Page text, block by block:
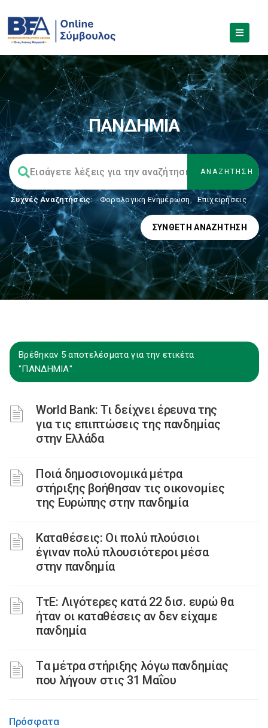
ΠΑΝΔΗΜΙΑ
Συχνές Αναζητήσεις: Φορολογικη Ενημέρωση, Επιχειρήσεις
ΣΎΝΘΕΤΗ ΑΝΑΖΉΤΗΣΗ
Βρέθηκαν 5 αποτελέσματα για την ετικέτα
"ΠΑΝΔΗΜΙΑ"
World Bank: Τι δείχνει έρευνα της
για τις επιπτώσεις της πανδημίας
στην Ελλάδα
Ποιά δημοσιονομικά μέτρα
στήριξης βοήθησαν τις οικονομίες
της Ευρώπης στην πανδημία
Καταθέσεις: Οι πολύ πλούσιοι
έγιναν πολύ πλουσιότεροι μέσα
στην πανδημία
ΤτΕ: Λιγότερες κατά 22 δισ. ευρώ θα
ήταν οι καταθέσεις αν δεν είχαμε
πανδημία
Tα μέτρα στήριξης λόγω πανδημίας
που λήγουν στις 31 Μαΐου
Πρόσφατα